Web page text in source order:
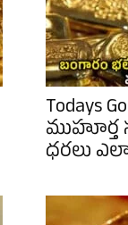
Todays
ధరలు